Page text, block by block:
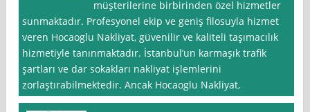
müşterilerine birbirinden özel hizmetler
sunmaktadır. Profesyonel ekip ve geniş filosuyla hizmet
veren Hocaoglu Nakliyat, güvenilir ve kaliteli taşımacılık
hizmetiyle tanınmaktadır. İstanbul’un karmaşık trafik
şartları ve dar sokakları nakliyat işlemlerini
zorlaştırabilmektedir. Ancak Hocaoglu Nakliyat,